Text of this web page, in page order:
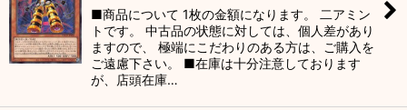
■商品について 1枚の金額になります。 二アミン
トです。 中古品の状態に対しては、個人差があり
ますので、 極端にこだわりのある方は、ご購入を
ご遠慮下さい。 ■在庫は十分注意しております
が、店頭在庫…